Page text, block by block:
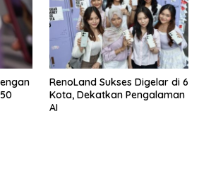
RenoLand Sukses Digelar di 6
Kota, Dekatkan Pengalaman
AI